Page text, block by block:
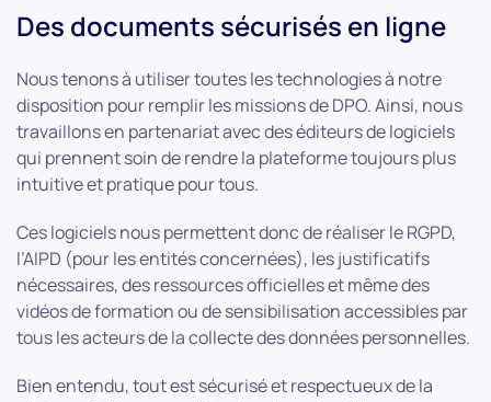
Des documents sécurisés en ligne
Nous tenons à utiliser toutes les technologies à notre
disposition pour remplir les missions de DPO. Ainsi, nous
travaillons en partenariat avec des éditeurs de logiciels
qui prennent soin de rendre la plateforme toujours plus
intuitive et pratique pour tous.
Ces logiciels nous permettent donc de réaliser le RGPD,
l’AIPD (pour les entités concernées), les justificatifs
nécessaires, des ressources officielles et même des
vidéos de formation ou de sensibilisation accessibles par
tous les acteurs de la collecte des données personnelles.
Bien entendu, tout est sécurisé et respectueux de la